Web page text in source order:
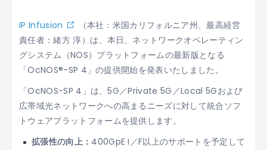
IP Infusion
（本社：米国カリフォルニア州、最高経営
責任者：緒方 淳）は、本日、ネットワークオペレーティン
グシステム（NOS）プラットフォームの最新版となる
「OcNOS®-SP 4」の提供開始を発表いたしました。
「OcNOS-SP 4」は、5G／Private 5G／Local 5Gおよび
広帯域光ネットワークへの高まるニーズに対して統合ソフ
トウェアプラットフォームを提供します。
拡張性の向上： 400GpE I／F以上のサポートを予定して